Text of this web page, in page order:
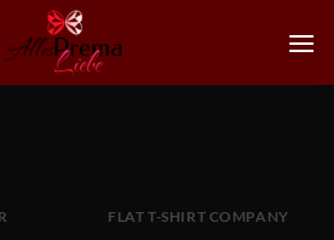
FLAT T-SHIRT COMPANY